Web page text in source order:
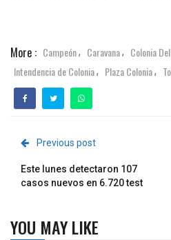
More : Campeón, Caravana, Colonia
Intendencia de Colonia, Plaza Colonia,
Previous post
Este lunes detectaron 107
casos nuevos en 6.720 test
YOU MAY LIKE